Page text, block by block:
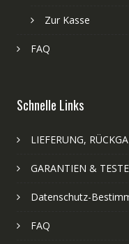
Zur Kasse
FAQ
Schnelle Links
LIEFERUNG,
GARANTIEN &
Datenschutz-
FAQ